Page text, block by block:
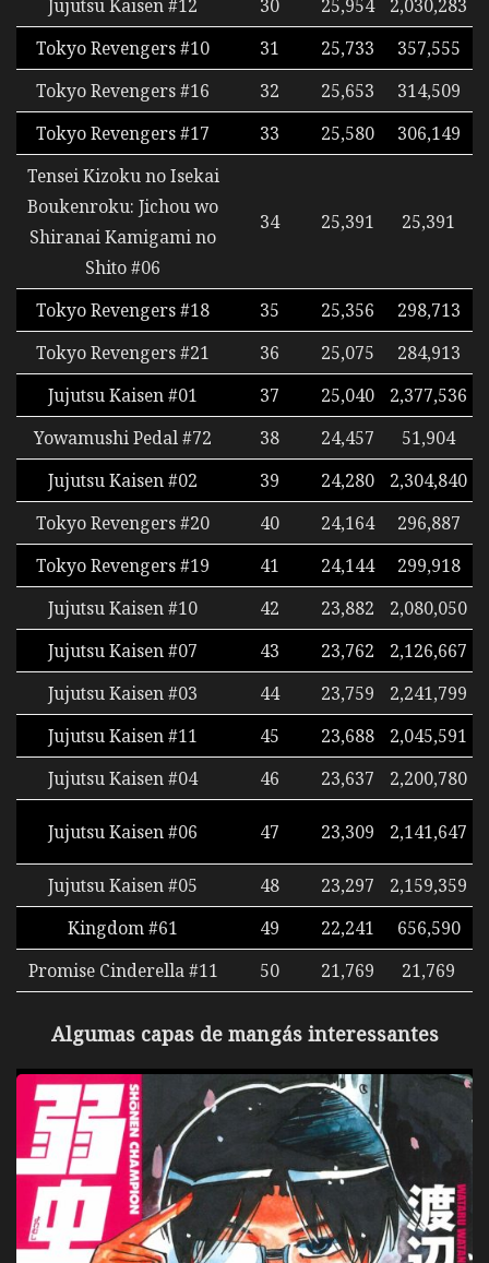
Jujutsu Kaisen #12 30 25,954
2,030,283
Tokyo Revengers #10
31 25,733
357,555
Tokyo Revengers #16
32 25,653
314,509
Tokyo Revengers #17
33 25,580
306,149
Tensei Kizoku no Isekai
Boukenroku: Jichou wo
Shiranai Kamigami no
Shito #06
34 25,391 25,391
Tokyo Revengers #18 35 25,356
298,713
Tokyo Revengers #21
36 25,075
284,913
Jujutsu Kaisen #01
37 25,040
2,377,536
Yowamushi Pedal #72
38 24,457
51,904
Jujutsu Kaisen #02
39 24,280
2,304,840
Tokyo Revengers #20
40 24,164
296,887
Tokyo Revengers #19
41 24,144
299,918
Jujutsu Kaisen #10
42 23,882
2,080,050
Jujutsu Kaisen #07
43 23,762
2,126,667
Jujutsu Kaisen #03
44 23,759
2,241,799
Jujutsu Kaisen #11
45 23,688
2,045,591
Jujutsu Kaisen #04
46 23,637 2,200,780
Jujutsu Kaisen #06 47 23,309 2,141,647
Jujutsu Kaisen #05 48 23,297
2,159,359
Kingdom #61
49 22,241
656,590
Promise Cinderella #11
50 21,769 21,769
Algumas capas de mangás interessantes